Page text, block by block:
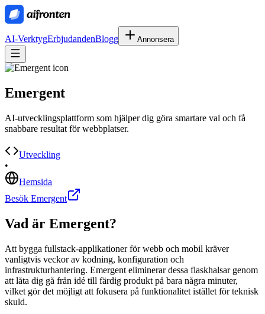
AI-VerktygErbjudandenBlogg Annonsera
Emergent
AI-utvecklingsplattform som hjälper dig göra smartare val och få
snabbare resultat för webbplatser.
Utveckling
•
Hemsida
Besök Emergent
Vad är Emergent?
Att bygga fullstack-applikationer för webb och mobil kräver
vanligtvis veckor av kodning, konfiguration och
infrastrukturhantering. Emergent eliminerar dessa flaskhalsar genom
att låta dig gå från idé till färdig produkt på bara några minuter,
vilket gör det möjligt att fokusera på funktionalitet istället för teknisk
skuld.